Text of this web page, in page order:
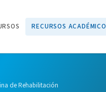
RECURSOS
de Rehabilitación